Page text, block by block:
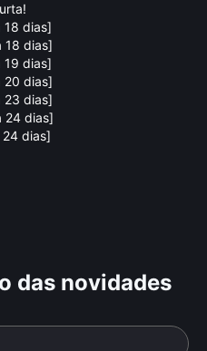
dias]
dias]
dias]
dias]
dias]
24 dias]
dias]
das novidades